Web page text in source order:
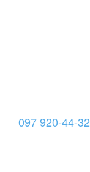
097 920-44-32